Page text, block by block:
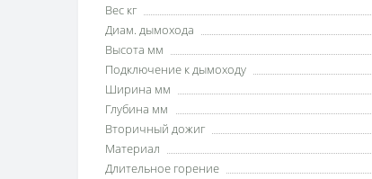
Вес кг
Диам. дымохода
Высота мм
Подключение к дымоходу
Ширина мм
Глубина мм
Вторичный дожиг
Материал
Длительное горение